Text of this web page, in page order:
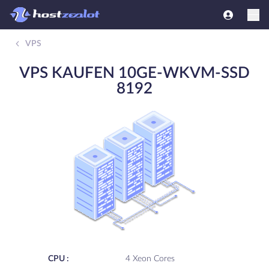
VPS
VPS KAUFEN 10GE-WKVM-SSD
8192
CPU : 4 Xeon Cores